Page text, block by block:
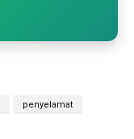
penyelamat